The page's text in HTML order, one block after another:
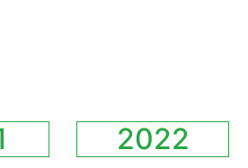
2022